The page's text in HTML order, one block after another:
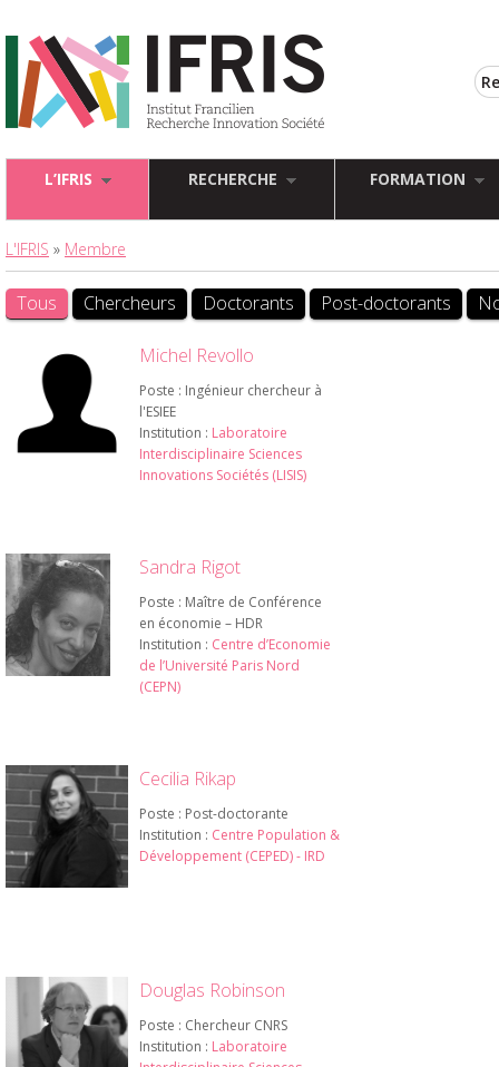
L’IFRIS RECHERCHE FORMATION
L'IFRIS » Membre
Tous Chercheurs Doctorants Post-doctorants
Michel Revollo
Poste : Ingénieur chercheur à
l'ESIEE
Institution : Laboratoire
Interdisciplinaire Sciences
Innovations Sociétés (LISIS)
Sandra Rigot
Poste : Maître de Conférence
en économie – HDR
Institution : Centre d’Economie
de l’Université Paris Nord
(CEPN)
Cecilia Rikap
Poste : Post-doctorante
Institution : Centre Population &
Développement (CEPED) - IRD
Douglas Robinson
Poste : Chercheur CNRS
Institution : Laboratoire